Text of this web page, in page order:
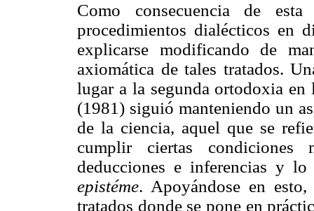
Como consecuencia de
procedimientos dialécticos en
explicarse modificando de
axiomática de tales tratados.
lugar a la segunda ortodoxia
(1981) siguió manteniendo un
de la ciencia, aquel que se
cumplir ciertas
deducciones e inferencias y
epistéme. Apoyándose en
tratados donde se pone en